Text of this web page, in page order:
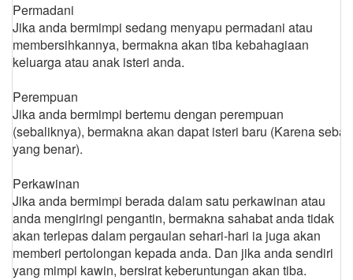
Permadani
Jika anda bermimpi sedang menyapu permadani atau
membersihkannya, bermakna akan tiba kebahagiaan
keluarga atau anak isteri anda.
Perempuan
Jika anda bermimpi bertemu dengan perempuan
(sebaliknya), bermakna akan dapat isteri baru (Karena sebab
yang benar).
Perkawinan
Jika anda bermimpi berada dalam satu perkawinan atau
anda mengiringi pengantin, bermakna sahabat anda tidak
akan terlepas dalam pergaulan sehari-hari ia juga akan
memberi pertolongan kepada anda. Dan jika anda sendiri
yang mimpi kawin, bersirat keberuntungan akan tiba.